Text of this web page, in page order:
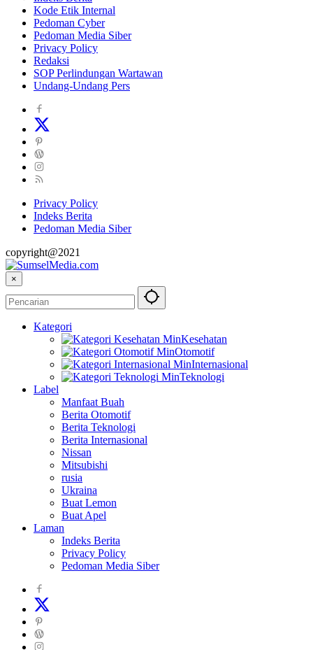
Kode Etik Internal
Pedoman Cyber
Pedoman Media Siber
Privacy Policy
Redaksi
SOP Perlindungan Wartawan
Undang-Undang Pers
Privacy Policy
Indeks Berita
Pedoman Media Siber
copyright@2021
×
Kategori
Kesehatan
Otomotif
Internasional
Teknologi
Label
Manfaat Buah
Berita Otomotif
Berita Teknologi
Berita Internasional
Nissan
Mitsubishi
rusia
Ukraina
Buat Lemon
Buat Apel
Laman
Indeks Berita
Privacy Policy
Pedoman Media Siber